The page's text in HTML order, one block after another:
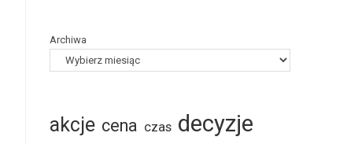
Archiwa
akcje cena czas decyzje